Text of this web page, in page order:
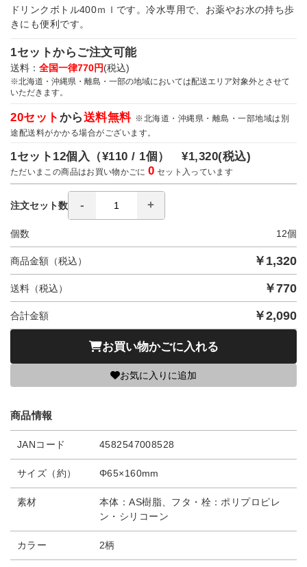
ドリンクボトル400ｍｌです。冷水専用で、お薬やお水の持ち歩
きにも便利です。
1セットからご注文可能
送料： 全国一律770円(税込)
※北海道・沖縄県・離島・一部の地域においては配送エリア対象外とさせて
いただきます。
20セット から送料無料 ※北海道・沖縄県・離島・一部地域は別
途配送料がかかる場合がございます。
1セット12個入（¥110 / 1個）¥1,320(税込)
ただいまこの商品はお買い物かごに0 セット入っています
注文セット数
個数 12個
商品金額（税込） ￥ 1,320
送料（税込） ￥770
合計金額 ￥2,090
お買い物かごに入れる
お気に入りに追加
商品情報
JANコード 4582547008528
サイズ（約） Φ65×160mm
素材
本体：AS樹脂、フタ・栓：ポリプロピレ
ン・シリコーン
カラー 2柄